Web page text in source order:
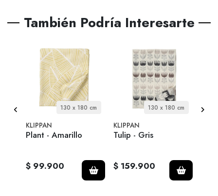
También Podría Interesarte
130 x 180 cm
KLIPPAN
Plant - Amarillo
$ 99.900
130 x 180 cm
KLIPPAN
Tulip - Gris
$ 159.900